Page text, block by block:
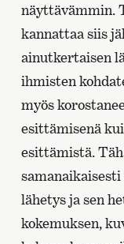
näyttävämmin.
kannattaa siis
ainutkertaisen
ihmisten
myös
esittämisenä
esittämistä.
lähetys ja sen
kokemuksen,